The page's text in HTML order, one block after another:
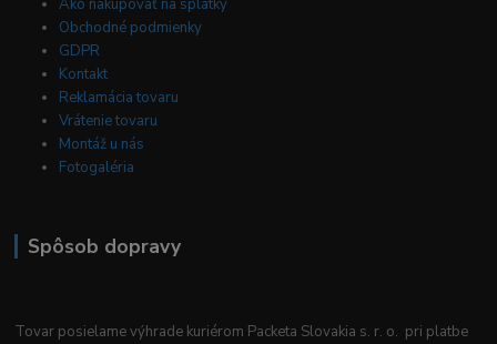
Obchodné podmienky
GDPR
Kontakt
Reklamácia tovaru
Vrátenie tovaru
Montáž u nás
Fotogaléria
Spôsob dopravy
Tovar posielame výhrade kuriérom Packeta Slovakia s. r. o. pri platbe